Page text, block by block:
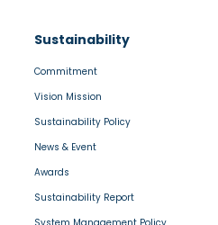
Sustainability
Commitment
Vision Mission
Sustainability Policy
News & Event
Awards
Sustainability Report